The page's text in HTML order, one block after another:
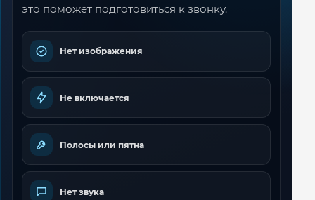
это поможет подготовиться к звонку.
Нет изображения
Не включается
Полосы или пятна
Нет звука